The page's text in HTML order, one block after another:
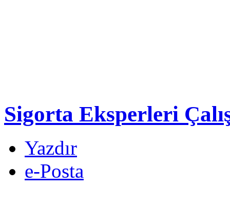
Sigorta Eksperleri
Yazdır
e-Posta